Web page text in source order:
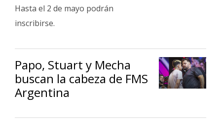
Hasta el 2 de mayo podrán
inscribirse.
Papo, Stuart y Mecha
buscan la cabeza de FMS
Argentina